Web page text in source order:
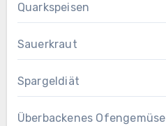
Quarkspeisen
Sauerkraut
Spargeldiät
Überbackenes Ofengemüse